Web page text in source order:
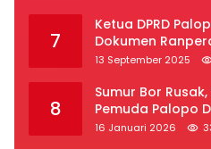
7
Ketua DPRD
Dokumen
2025
13 September 2025
8
Sumur Bor
Pemuda Palopo
16 Januari 2026